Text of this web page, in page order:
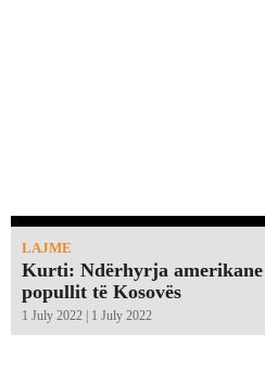
LAJME
Kurti: Ndërhyrja amerikane
popullit të Kosovës
1 July 2022 | 1 July 2022